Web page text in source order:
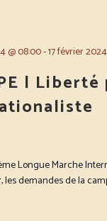
@ 08:00-17 février
|
Longue Marche
les demandes de la